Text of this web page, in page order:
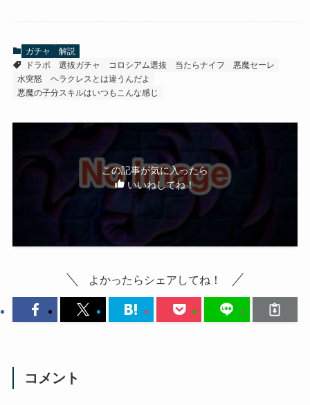
ガチャ
解説
ドラポ
選抜ガチャ コロシアム選抜 当たらナイフ
悪魔セーレ
水突怒
ヘラクレスとは違うんだよ
悪魔の子分スキルはいつもこんな感じ
この記事が気に入ったら
いいねしてね！
よかったらシェアしてね！
コメント